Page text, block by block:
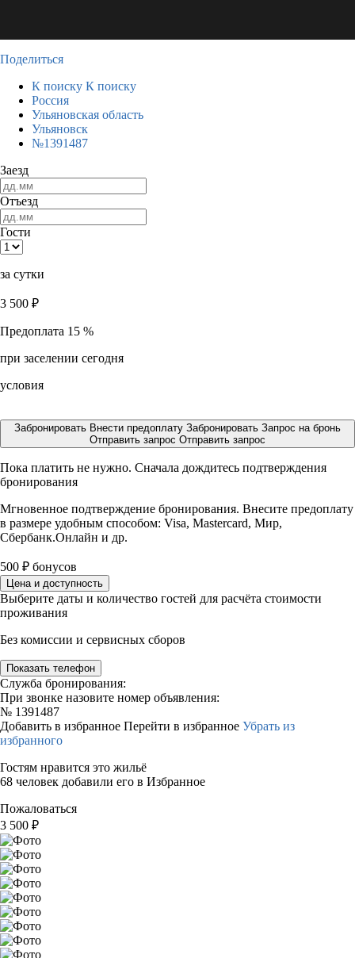
Поделиться
К поиску К поиску
Россия
Ульяновская область
Ульяновск
№1391487
Заезд
Отъезд
Гости
за сутки
3 500 ₽
Предоплата 15 %
при заселении сегодня
условия
Забронировать Внести предоплату Забронировать Запрос на бронь
Отправить запрос Отправить запрос
Пока платить не нужно. Сначала дождитесь подтверждения
бронирования
Мгновенное подтверждение бронирования. Внесите предоплату
в размере удобным способом: Visa, Mastercard, Мир,
Сбербанк.Онлайн и др.
500 ₽ бонусов
Цена и доступность
Выберите даты и количество гостей для расчёта стоимости
проживания
Без комиссии и сервисных сборов
Показать телефон
Служба бронирования:
При звонке назовите номер объявления:
№ 1391487
Добавить в избранное Перейти в избранное Убрать из
избранного
Гостям нравится это жильё
68 человек добавили его в Избранное
Пожаловаться
3 500 ₽